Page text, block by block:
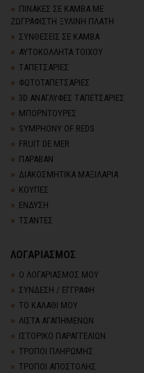
ΠΙΝΑΚΕΣ ΣΕ ΚΑΜΒΑ ΜΕ
ΖΩΓΡΑΦΙΣΤΗ ΞΥΛΙΝΗ ΠΛΑΤΗ
ΣΥΝΘΕΣΕΙΣ ΣΕ ΚΑΜΒΑ
ΑΥΤΟΚΟΛΛΗΤΑ ΤΟΙΧΟΥ
TΑΠΕΤΣΑΡΙΕΣ
ΦΩΤΟΤΑΠΕΤΣΑΡΙΕΣ
3D AΝΑΓΛΥΦΕΣ TΑΠΕΤΣΑΡΙΕΣ
ΜΠΟΡΝΤΟΥΡΕΣ
SYMPHONY OF REDS
FRUIT DE MER
ΠΑΡΑΒΑΝ
ΔΙΑΚΟΣΜΗΤΙΚΑ ΜΑΞΙΛΑΡΙΑ
ΚΟΥΠΕΣ
ΕΝΔΥΣΗ
ΤΣΑΝΤΕΣ
ΛΟΓΑΡΙΑΣΜΟΣ
Ο ΛΟΓΑΡΙΑΣΜΟΣ ΜΟΥ
ΣΥΝΔΕΣΗ / ΕΓΓΡΑΦΗ
ΤΟ ΚΑΛΑΘΙ ΜΟΥ
ΛΙΣΤΑ ΑΓΑΠΗΜΕΝΩΝ
ΙΣΤΟΡΙΚΟ ΠΑΡΑΓΓΕΛΙΩΝ
ΤΡΟΠΟΙ ΠΛΗΡΩΜΗΣ
ΤΡΟΠΟΙ ΑΠΟΣΤΟΛΗΣ